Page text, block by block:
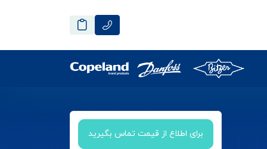
برای اطلاع از قیمت تماس بگیرید